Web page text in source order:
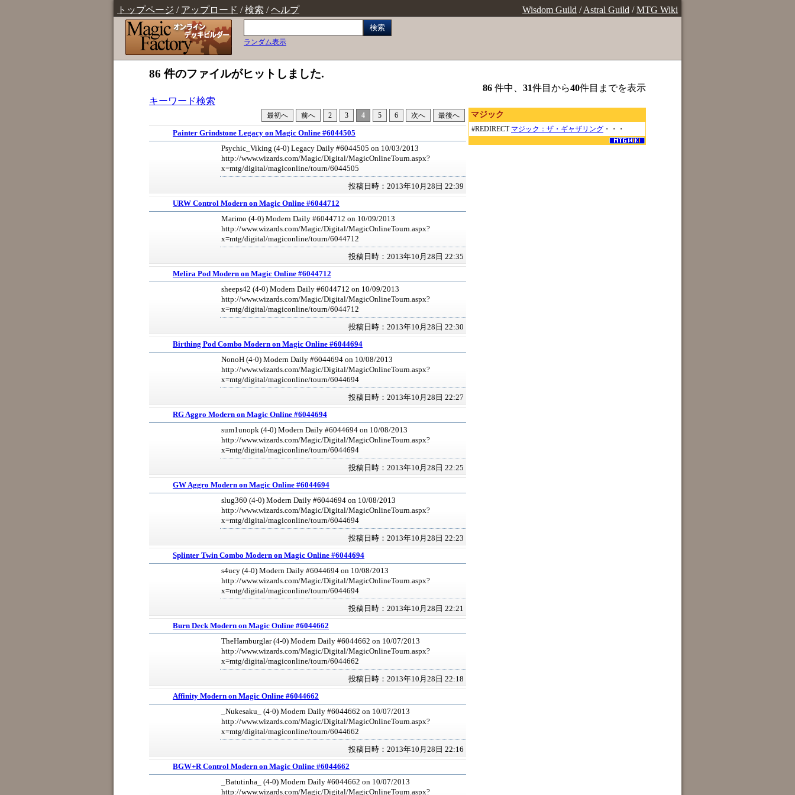
トップページ / アップロード /検索 /ヘルプ Wisdom Guild /Astral Guild /MTG Wiki
検索
ランダム表示
86 件のファイルがヒットしました.
86 件中、 31件目から40件目までを表示
キーワード検索
マジック
#REDIRECT マジック：ザ・ギャザリング ・・・
最初へ 前へ 2 3 4 5 6 次へ 最後へ
Painter Grindstone Legacy on Magic Online #6044505
Psychic_Viking (4-0) Legacy Daily #6044505 on 10/03/2013
http://www.wizards.com/Magic/Digital/MagicOnlineTourn.aspx?
x=mtg/digital/magiconline/tourn/6044505
投稿日時：2013年10月28日 22:39
URW Control Modern on Magic Online #6044712
Marimo (4-0) Modern Daily #6044712 on 10/09/2013
http://www.wizards.com/Magic/Digital/MagicOnlineTourn.aspx?
x=mtg/digital/magiconline/tourn/6044712
投稿日時：2013年10月28日 22:35
Melira Pod Modern on Magic Online #6044712
sheeps42 (4-0) Modern Daily #6044712 on 10/09/2013
http://www.wizards.com/Magic/Digital/MagicOnlineTourn.aspx?
x=mtg/digital/magiconline/tourn/6044712
投稿日時：2013年10月28日 22:30
Birthing Pod Combo Modern on Magic Online #6044694
NonoH (4-0) Modern Daily #6044694 on 10/08/2013
http://www.wizards.com/Magic/Digital/MagicOnlineTourn.aspx?
x=mtg/digital/magiconline/tourn/6044694
投稿日時：2013年10月28日 22:27
RG Aggro Modern on Magic Online #6044694
sum1unopk (4-0) Modern Daily #6044694 on 10/08/2013
http://www.wizards.com/Magic/Digital/MagicOnlineTourn.aspx?
x=mtg/digital/magiconline/tourn/6044694
投稿日時：2013年10月28日 22:25
GW Aggro Modern on Magic Online #6044694
slug360 (4-0) Modern Daily #6044694 on 10/08/2013
http://www.wizards.com/Magic/Digital/MagicOnlineTourn.aspx?
x=mtg/digital/magiconline/tourn/6044694
投稿日時：2013年10月28日 22:23
Splinter Twin Combo Modern on Magic Online #6044694
s4ucy (4-0) Modern Daily #6044694 on 10/08/2013
http://www.wizards.com/Magic/Digital/MagicOnlineTourn.aspx?
x=mtg/digital/magiconline/tourn/6044694
投稿日時：2013年10月28日 22:21
Burn Deck Modern on Magic Online #6044662
TheHamburglar (4-0) Modern Daily #6044662 on 10/07/2013
http://www.wizards.com/Magic/Digital/MagicOnlineTourn.aspx?
x=mtg/digital/magiconline/tourn/6044662
投稿日時：2013年10月28日 22:18
Affinity Modern on Magic Online #6044662
_Nukesaku_ (4-0) Modern Daily #6044662 on 10/07/2013
http://www.wizards.com/Magic/Digital/MagicOnlineTourn.aspx?
x=mtg/digital/magiconline/tourn/6044662
投稿日時：2013年10月28日 22:16
BGW+R Control Modern on Magic Online #6044662
_Batutinha_ (4-0) Modern Daily #6044662 on 10/07/2013
http://www.wizards.com/Magic/Digital/MagicOnlineTourn.aspx?